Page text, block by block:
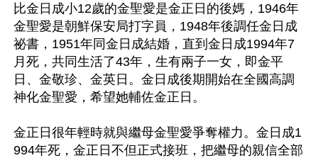
比金日成小12歲的金聖愛是金正日的後媽，1946年
金聖愛是朝鮮保安局打字員，1948年後調任金日成
祕書，1951年同金日成結婚，直到金日成1994年7
月死，共同生活了43年，生有兩子一女，即金平
日、金敬珍、金英日。金日成後期開始在全國高調
神化金聖愛，希望她輔佐金正日。
金正日很年輕時就與繼母金聖愛爭奪權力。金日成1
994年死，金正日不但正式接班，把繼母的親信全部